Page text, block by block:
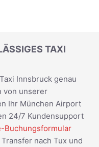
TAXI
Innsbruck genau
von unserer
Ihr München Airport
24/7 Kundensupport
Buchungsformular
nach Tux und